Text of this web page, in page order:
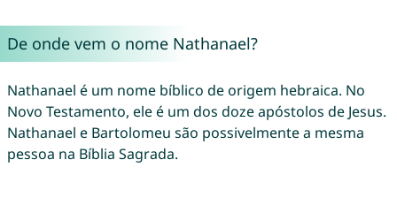
De onde vem o nome Nathanael?
Nathanael é um nome bíblico de origem hebraica. No
Novo Testamento, ele é um dos doze apóstolos de Jesus.
Nathanael e Bartolomeu são possivelmente a mesma
pessoa na Bíblia Sagrada.